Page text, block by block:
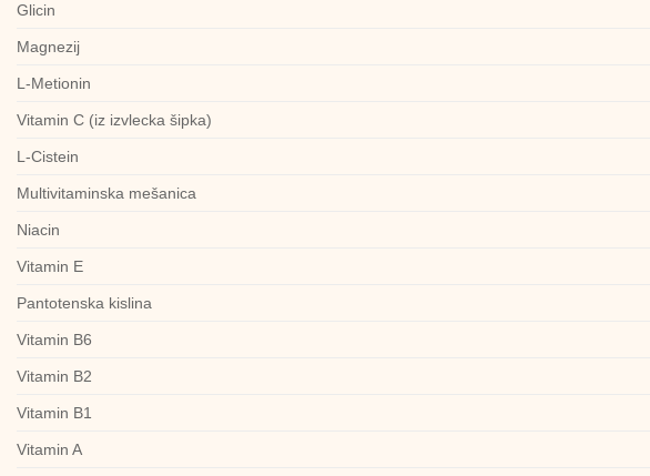
Glicin
Magnezij
L-Metionin
Vitamin C (iz izvlecka šipka)
L-Cistein
Multivitaminska mešanica
Niacin
Vitamin E
Pantotenska kislina
Vitamin B6
Vitamin B2
Vitamin B1
Vitamin A